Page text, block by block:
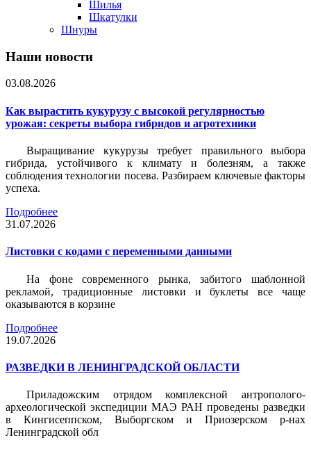
Шилья
Шкатулки
Шнуры
Наши новости
03.08.2026
Как вырастить кукурузу с высокой регулярностью
урожая: секреты выбора гибридов и агротехники
Выращивание кукурузы требует правильного выбора
гибрида, устойчивого к климату и болезням, а также
соблюдения технологии посева. Разбираем ключевые факторы
успеха.
Подробнее
31.07.2026
Листовки c кодами с переменными данными
На фоне современного рынка, забитого шаблонной
рекламой, традиционные листовки и буклеты все чаще
оказываются в корзине
Подробнее
19.07.2026
РАЗВЕДКИ В ЛЕНИНГРАДСКОЙ ОБЛАСТИ
Приладожским отрядом комплексной антрополого-
археологической экспедиции МАЭ РАН проведены разведки
в Кингисеппском, Выборгском и Приозерском р-нах
Ленинградской обл